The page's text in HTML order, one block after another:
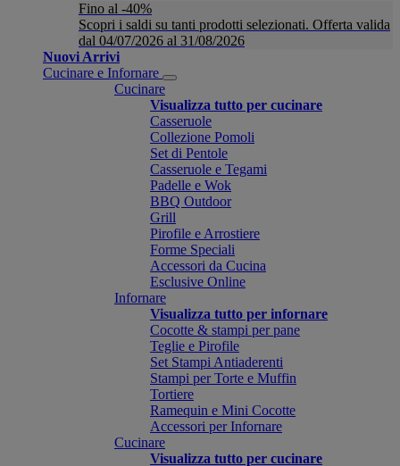
Fino al -40%
Scopri i saldi su tanti prodotti selezionati. Offerta valida
dal 04/07/2026 al 31/08/2026
Nuovi Arrivi
Cucinare e Infornare
Cucinare
Visualizza tutto per cucinare
Casseruole
Collezione Pomoli
Set di Pentole
Casseruole e Tegami
Padelle e Wok
BBQ Outdoor
Grill
Pirofile e Arrostiere
Forme Speciali
Accessori da Cucina
Esclusive Online
Infornare
Visualizza tutto per infornare
Cocotte & stampi per pane
Teglie e Pirofile
Set Stampi Antiaderenti
Stampi per Torte e Muffin
Tortiere
Ramequin e Mini Cocotte
Accessori per Infornare
Cucinare
Visualizza tutto per cucinare